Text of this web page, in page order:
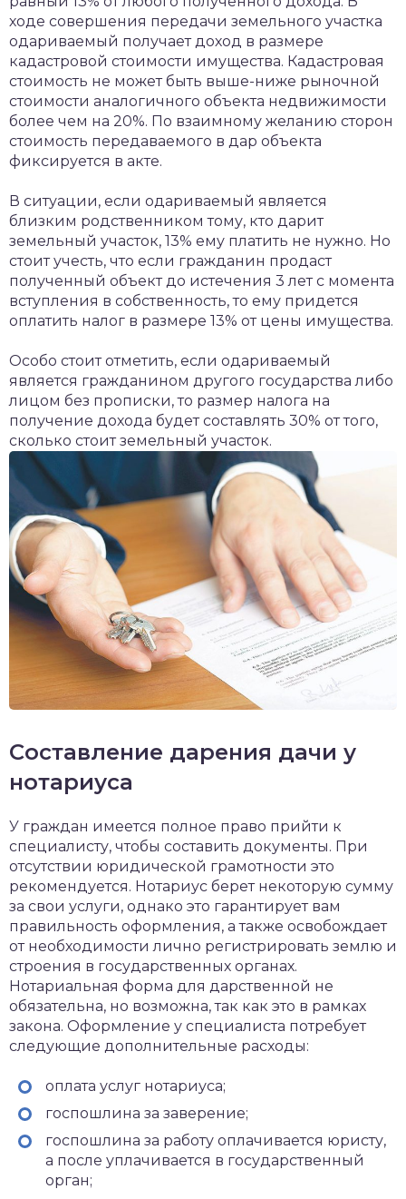
ходе совершения передачи земельного участка
одариваемый получает доход в размере
кадастровой стоимости имущества. Кадастровая
стоимость не может быть выше-ниже рыночной
стоимости аналогичного объекта недвижимости
более чем на 20%. По взаимному желанию сторон
стоимость передаваемого в дар объекта
фиксируется в акте.
В ситуации, если одариваемый является
близким родственником тому, кто дарит
земельный участок, 13% ему платить не нужно. Но
стоит учесть, что если гражданин продаст
полученный объект до истечения 3 лет с момента
вступления в собственность, то ему придется
оплатить налог в размере 13% от цены имущества.
Особо стоит отметить, если одариваемый
является гражданином другого государства либо
лицом без прописки, то размер налога на
получение дохода будет составлять 30% от того,
сколько стоит земельный участок.
Составление дарения дачи у
нотариуса
У граждан имеется полное право прийти к
специалисту, чтобы составить документы. При
отсутствии юридической грамотности это
рекомендуется. Нотариус берет некоторую сумму
за свои услуги, однако это гарантирует вам
правильность оформления, а также освобождает
от необходимости лично регистрировать землю и
строения в государственных органах.
Нотариальная форма для дарственной не
обязательна, но возможна, так как это в рамках
закона. Оформление у специалиста потребует
следующие дополнительные расходы:
оплата услуг нотариуса;
госпошлина за заверение;
госпошлина за работу оплачивается юристу,
а после уплачивается в государственный
орган;